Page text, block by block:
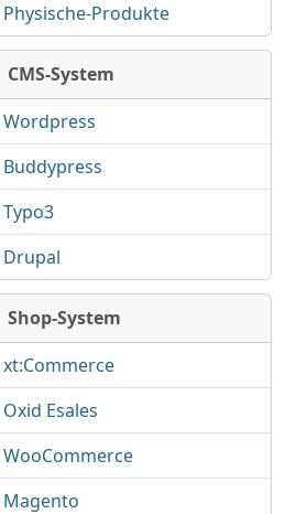
Physische-Produkte
CMS-System
Wordpress
Buddypress
Typo3
Drupal
Shop-System
xt:Commerce
Oxid Esales
WooCommerce
Magento